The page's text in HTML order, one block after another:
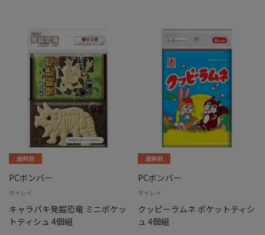
PCボンバー
ダイレイ
キャラパキ発掘恐竜 ミニポケッ
トティシュ 4個組
PCボンバー
ダイレイ
クッピーラムネ ポケットティシ
ュ 4個組